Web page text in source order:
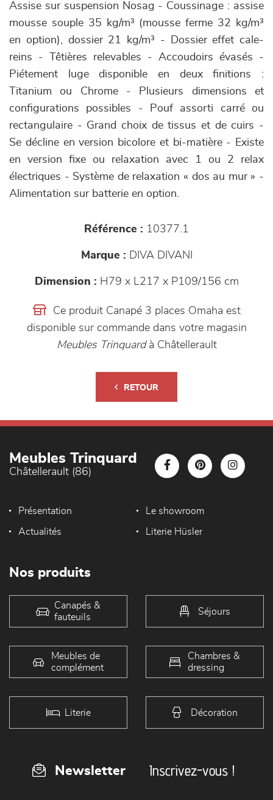
Assise sur suspension Nosag - Coussinage : assise
mousse souple 35 kg/m³ (mousse ferme 32 kg/m³
en option), dossier 21 kg/m³ - Dossier effet cale-
reins - Têtières relevables - Accoudoirs évasés -
Piétement luge disponible en deux finitions :
Titanium ou Chrome - Plusieurs dimensions et
configurations possibles - Pouf assorti carré ou
rectangulaire - Grand choix de tissus et de cuirs -
Se décline en version bicolore et bi-matière - Existe
en version fixe ou relaxation avec 1 ou 2 relax
électriques - Système de relaxation « dos au mur » -
Alimentation sur batterie en option.
Référence : 10377.1
Marque : DIVA DIVANI
Dimension : H79 x L217 x P109/156 cm
Ce produit Canapé 3 places Omaha est
disponible sur commande dans votre magasin
Meubles Trinquard à Châtellerault
RETOUR
Meubles Trinquard
Châtellerault (86)
Présentation Le showroom
Actualités Literie Hüsler
Nos produits
Canapés &
fauteuils
Séjours
Meubles de
complément
Chambres &
dressing
Literie Décoration
Newsletter Inscrivez-vous !